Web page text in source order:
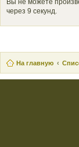
Вы не можете
через 9 секунд.
На главную